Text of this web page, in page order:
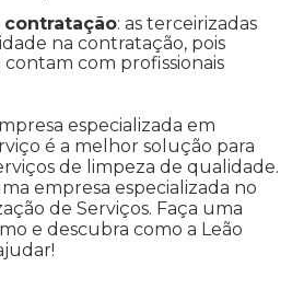
contratação: as terceirizadas
na contratação, pois
com profissionais
especializada em
é a melhor solução para
de limpeza de qualidade.
empresa especializada no
de Serviços. Faça uma
e descubra como a Leão